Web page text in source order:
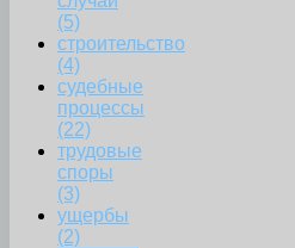
(5)
строительство
(4)
судебные
процессы
(22)
трудовые
споры
(3)
ущербы
(2)